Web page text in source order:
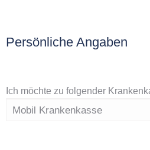
Persönliche Angaben
Ich möchte zu folgender